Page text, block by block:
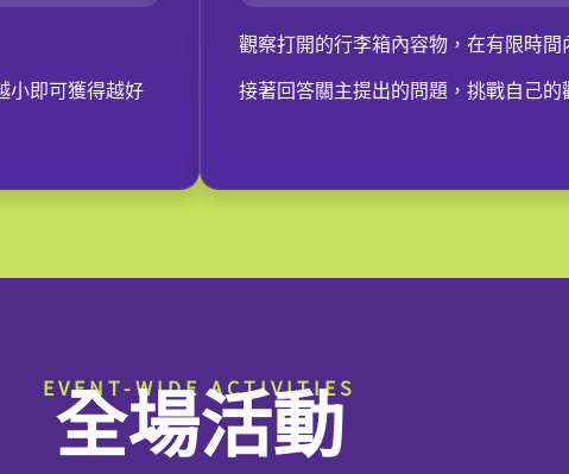
小即可獲得越好
觀察打開的行李箱內容物，在有限時間
接著回答關主提出的問題，挑戰自己的
EVENT-WIDE ACTIVITIES
全場活動